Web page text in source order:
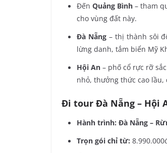
Đến Quảng Bình – tham
cho vùng đất này.
Đà Nẵng – thị thành sôi
lừng danh, tắm biển Mỹ
Hội An – phố cổ rực rỡ
nhỏ, thưởng thức cao lầu,
Đi tour Đà Nẵng – Hội
Hành trình: Đà Nẵng –
Trọn gói chỉ từ: